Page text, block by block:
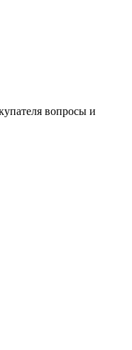
вопросы и